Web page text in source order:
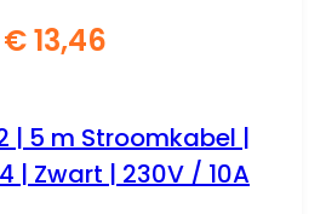
€13,46
| 5 m Stroomkabel |
| Zwart | 230V / 10A